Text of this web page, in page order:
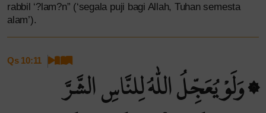
rabbil ‘?lam?n” (‘segala puji bagi Allah, Tuhan semesta
alam’).
Qs 10:11
۞ وَلَوْ يُعَجِّلُ اللّٰهُ لِلنَّاسِ الشَّرَّ